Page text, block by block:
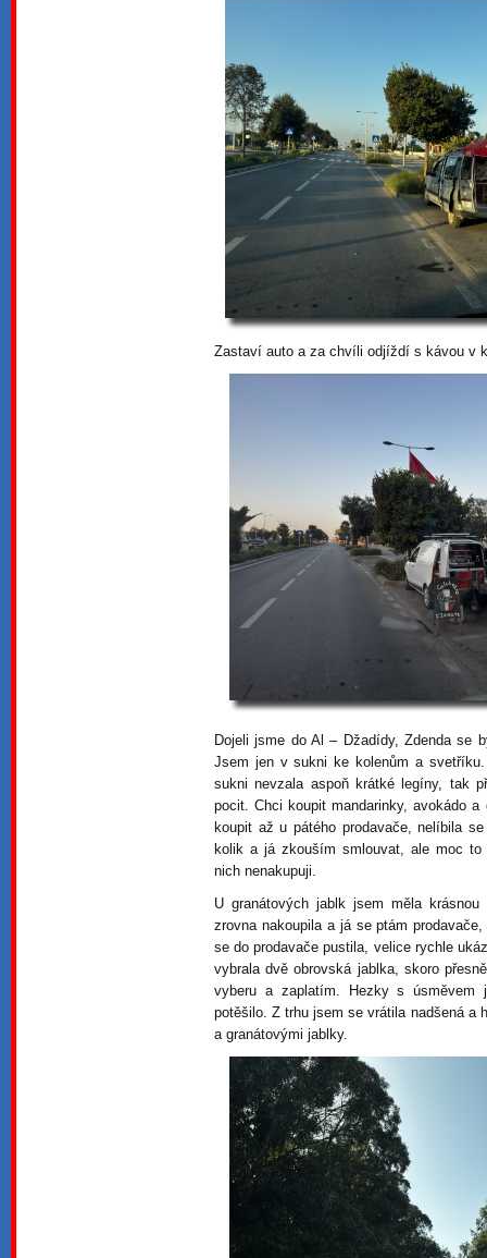
Zastaví auto a za chvíli odjíždí s kávou
Dojeli jsme do Al – Džadídy, Zdenda se
Jsem jen v sukni ke kolenům a
sukni nevzala aspoň krátké legíny, tak
pocit. Chci koupit mandarinky, avokádo
koupit až u pátého prodavače, nelíbila
kolik a já zkouším smlouvat, ale moc to
nich nenakupuji.
U granátových jablk jsem měla
zrovna nakoupila a já se ptám
se do prodavače pustila, velice rychle
vybrala dvě obrovská jablka, skoro
vyberu a zaplatím. Hezky s úsměvem
potěšilo. Z trhu jsem se vrátila nadšená a
a granátovými jablky.